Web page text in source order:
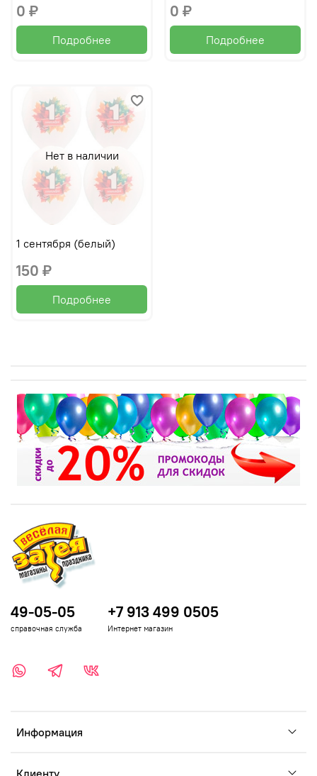
0 ₽
Подробнее
0 ₽
Подробнее
Нет в наличии
1 сентября (белый)
150 ₽
Подробнее
Информация
49-05-05
справочная служба
+7 913 499 0505
Интернет магазин